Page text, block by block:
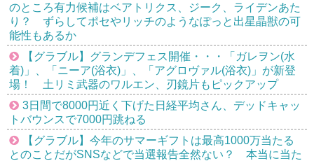
のところ有力候補はベアトリクス、ジーク、ライデンあた
り？ ずらしてポセやリッチのようなぽっと出星晶獣の可
能性もあるか
【グラブル】グランデフェス開催・・・「ガレヲン(水
着)」、「ニーア(浴衣)」、「アグロヴァル(浴衣)」が新登
場！ 土リミ武器のワルエン、刃鏡片もピックアップ
3日間で8000円近く下げた日経平均さん、デッドキャッ
トバウンスで7000円跳ねる
【グラブル】今年のサマーギフトは最高1000万当たる
とのことだがSNSなどで当選報告全然ない？ 本当に当た